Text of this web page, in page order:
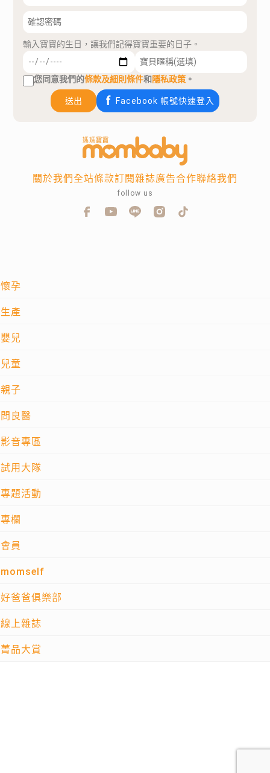
輸入寶寶的生日，讓我們記得寶寶重要的日子。
您同意我們的條款及細則條件和隱私政策 。
送出 Facebook 帳號快速登入
懷孕
生產
嬰兒
兒童
親子
問良醫
影音專區
試用大隊
專題活動
專欄
會員
momself
好爸爸俱樂部
線上雜誌
菁品大賞
關於我們全站條款訂閱雜誌廣告合作聯絡我們
follow us